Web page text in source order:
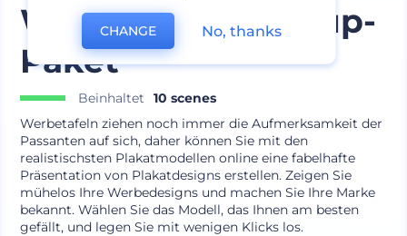
Werbetafel-Mockup-
Paket
Beinhaltet
10 scenes
Werbetafeln ziehen noch immer die Aufmerksamkeit der
Passanten auf sich, daher können Sie mit den
realistischsten Plakatmodellen online eine fabelhafte
Präsentation von Plakatdesigns erstellen. Zeigen Sie
mühelos Ihre Werbedesigns und machen Sie Ihre Marke
bekannt. Wählen Sie das Modell, das Ihnen am besten
gefällt, und legen Sie mit wenigen Klicks los.
CHANGE No, thanks